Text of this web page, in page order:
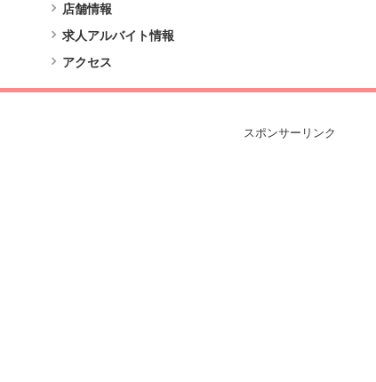
店舗情報
求人アルバイト情報
アクセス
スポンサーリンク